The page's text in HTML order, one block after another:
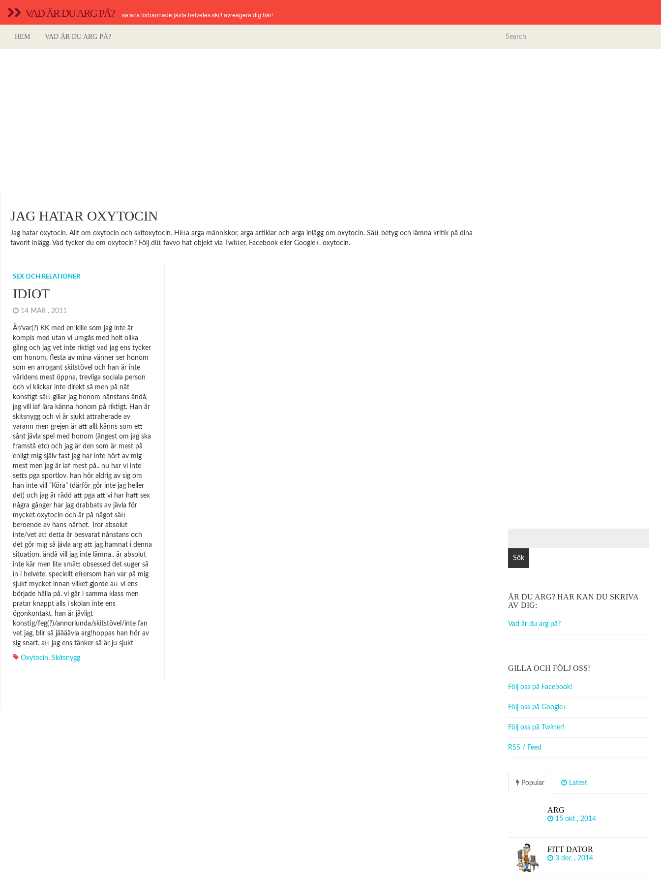
VAD ÄR DU ARG PÅ? satans förbannade jävla helvetes skit! avreagera dig här!
HEM VAD ÄR DU ARG PÅ?
JAG HATAR OXYTOCIN
Jag hatar oxytocin. Allt om oxytocin och skitoxytocin. Hitta arga människor, arga artiklar och arga inlägg om oxytocin. Sätt betyg och lämna kritik på dina
favorit inlägg. Vad tycker du om oxytocin? Följ ditt favvo hat objekt via Twitter, Facebook eller Google+. oxytocin.
SEX OCH RELATIONER
IDIOT
14 MAR , 2011
Är/var(?) KK med en kille som jag inte är
kompis med utan vi umgås med helt olika
gäng och jag vet inte riktigt vad jag ens tycker
om honom, flesta av mina vänner ser honom
som en arrogant skitstövel och han är inte
världens mest öppna, trevliga sociala person
och vi klickar inte direkt så men på nåt
konstigt sätt gillar jag honom nånstans ändå,
jag vill iaf lära känna honom på riktigt. Han är
skitsnygg och vi är sjukt attraherade av
varann men grejen är att allt känns som ett
sånt jävla spel med honom (ångest om jag ska
framstå etc) och jag är den som är mest på
enligt mig själv fast jag har inte hört av mig
mest men jag är iaf mest på.. nu har vi inte
setts pga sportlov. han hör aldrig av sig om
han inte vill ”Köra” (därför gör inte jag heller
det) och jag är rädd att pga att vi har haft sex
några gånger har jag drabbats av jävla för
mycket oxytocin och är på något sätt
beroende av hans närhet. Tror absolut
inte/vet att detta är besvarat nånstans och
det gör mig så jävla arg att jag hamnat i denna
situation, ändå vill jag inte lämna.. är absolut
inte kär men lite smått obsessed det suger så
in i helvete. speciellt eftersom han var på mig
sjukt mycket innan vilket gjorde att vi ens
började hålla på. vi går i samma klass men
pratar knappt alls i skolan inte ens
ögonkontakt. han är jävligt
konstig/feg(?)/annorlunda/skitstövel/inte fan
vet jag, blir så jäääävla arg!hoppas han hör av
sig snart. att jag ens tänker så är ju sjukt
Oxytocin, Skitsnygg
ÄR DU ARG? HAR KAN DU SKRIVA
AV DIG:
Vad är du arg på?
GILLA OCH FÖLJ OSS!
Följ oss på Facebook!
Följ oss på Google+
Följ oss på Twitter!
RSS / Feed
Popular Latest
ARG
15 okt , 2014
FITT DATOR
3 dec , 2014